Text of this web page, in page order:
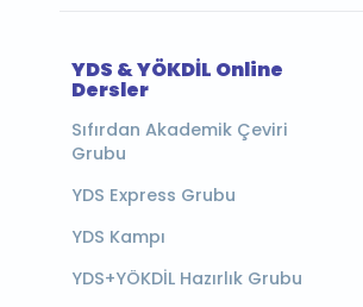
YDS & YÖKDİL Online
Dersler
Sıfırdan Akademik Çeviri
Grubu
YDS Express Grubu
YDS Kampı
YDS+YÖKDİL Hazırlık Grubu